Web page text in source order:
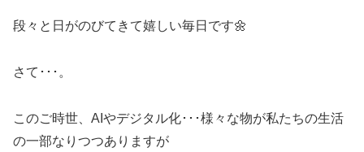
段々と日がのびてきて嬉しい毎日です🌼
さて･･･。
このご時世、AIやデジタル化･･･様々な物が私たちの生活
の一部なりつつありますが